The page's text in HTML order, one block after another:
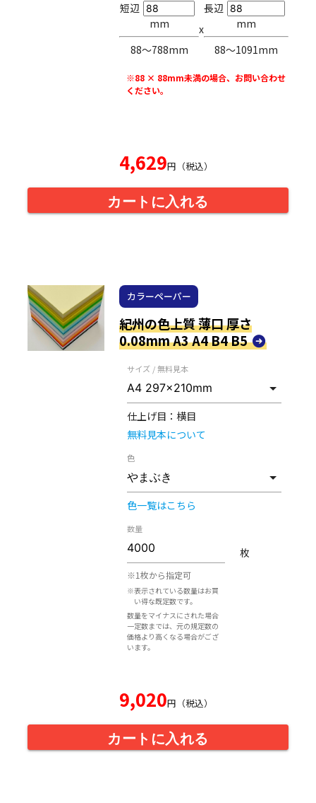
短辺
mm
88〜788mm
x
長辺
mm
88〜1091mm
※88 × 88mm未満の場合、お問い合わせ
ください。
4,629円（税込）
カートに入れる
カラーペーパー
紀州の色上質 薄口 厚さ
0.08mm A3 A4 B4 B5
サイズ / 無料見本
仕上げ目： 横目
無料見本について
色
色一覧はこちら
数量
※1枚から指定可
※表示されている数量はお買
い得な既定数です。
数量をマイナスにされた場合
一定数までは、元の規定数の
価格より高くなる場合がござ
います。
枚
9,020円（税込）
カートに入れる